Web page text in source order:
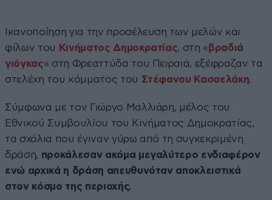
Ικανοποίηση για την προσέλευση των μελών και
φίλων του Κινήματος Δημοκρατίας, στη «βραδιά
γιόγκας» στη Φρεαττύδα του Πειραιά, εξέφραζαν τα
στελέχη του κόμματος του Στέφανου Κασσελάκη.
Σύμφωνα με τον Γιώργο Μαλλιάρη, μέλος του
Εθνικού Συμβουλίου του Κινήματος Δημοκρατίας,
τα σχόλια που έγιναν γύρω από τη συγκεκριμένη
δράση, προκάλεσαν ακόμα μεγαλύτερο ενδιαφέρον
ενώ αρχικά η δράση απευθυνόταν αποκλειστικά
στον κόσμο της περιοχής.